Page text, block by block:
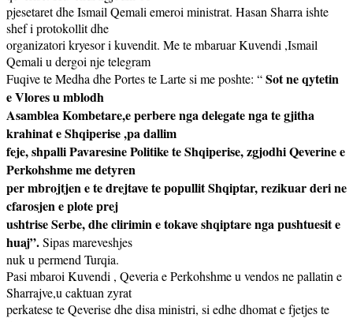
pjesetaret dhe Ismail Qemali emeroi ministrat. Hasan Sharra ishte
shef i protokollit dhe
organizatori kryesor i kuvendit. Me te mbaruar Kuvendi ,Ismail
Qemali u dergoi nje telegram
Fuqive te Medha dhe Portes te Larte si me poshte: “Sot ne qytetin
e Vlores u mblodh
Asamblea Kombetare,e perbere nga delegate nga te gjitha
krahinat e Shqiperise ,pa dallim
feje, shpalli Pavaresine Politike te Shqiperise, zgjodhi Qeverine e
Perkohshme me detyren
per mbrojtjen e te drejtave te popullit Shqiptar, rezikuar deri ne
cfarosjen e plote prej
ushtrise Serbe, dhe clirimin e tokave shqiptare nga pushtuesit e
huaj”.Sipas mareveshjes
nuk u permend Turqia.
Pasi mbaroi Kuvendi , Qeveria e Perkohshme u vendos ne pallatin e
Sharrajve,u caktuan zyrat
perkatese te Qeverise dhe disa ministri, si edhe dhomat e fjetjes te